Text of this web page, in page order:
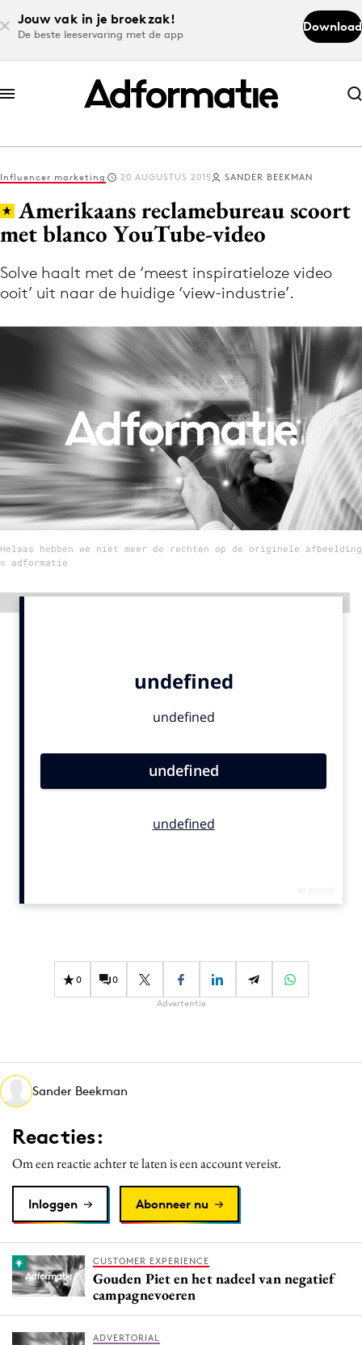
Jouw vak in je broekzak!
De beste leeservaring met de app
Download
Abonneer nu
Abonneer nu
Log in
Volg het laatste nieuws via de Adformatie
Nieuws app
Menu
Home
9 sept: GenAI-training
12 nov: MarketingLive!
Adverteren
Events
Carriere
Design
Diversiteit
Effectiviteit
Martech
Media
Merkstrategie
Purpose Marketing
Reputatie & crisis
Influencer marketing 20 AUGUSTUS 2015 SANDER BEEKMAN
Amerikaans reclamebureau scoort
met blanco YouTube-video
Solve haalt met de ‘meest inspiratieloze video
ooit’ uit naar de huidige ‘view-industrie’.
Helaas hebben we niet meer de rechten op de originele afbeelding
© adformatie
0 0
Advertentie
Sander Beekman
Reacties:
Om een reactie achter te laten is een account vereist.
Inloggen Abonneer nu
CUSTOMER EXPERIENCE
Gouden Piet en het nadeel van negatief
campagnevoeren
ADVERTORIAL